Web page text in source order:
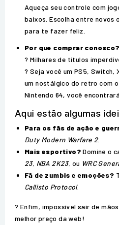
Aqueça seu controle com
baixos. Escolha entre novos
para te fazer feliz.
Por que comprar conosco?
? Milhares de títulos
? Seja você um PS5, Switch,
um nostálgico do retro com
Nintendo 64, você
Aqui estão algumas
Para os fãs de ação e
Duty Modern Warfare 2.
Mais esportivo? Domine o
23, NBA 2K23, ou WRC
Fã de zumbis e emoções?
Callisto Protocol.
? Enfim, impossível sair de
melhor preço da web!